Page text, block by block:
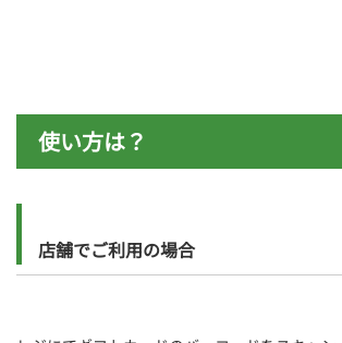
使い方は？
店舗でご利用の場合